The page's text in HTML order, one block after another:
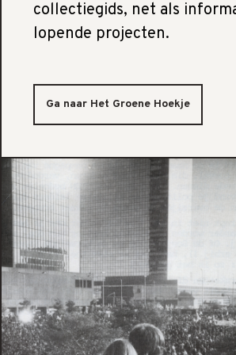
collectiegids, net als
lopende projecten.
Ga naar Het Groene Hoekje